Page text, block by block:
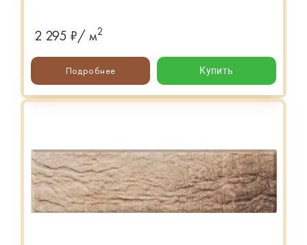
2 295 ₽/ м2
Подробнее Купить